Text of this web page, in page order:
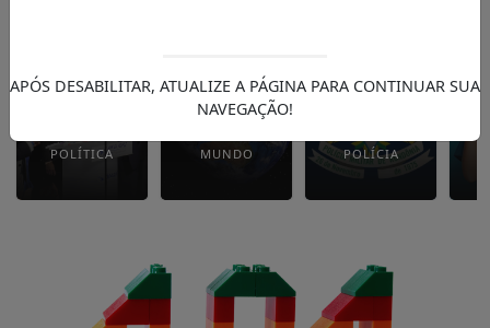
POLÍTICA MUNDO POLÍCIA
APÓS DESABILITAR, ATUALIZE A PÁGINA PARA CONTINUAR SUA
NAVEGAÇÃO!